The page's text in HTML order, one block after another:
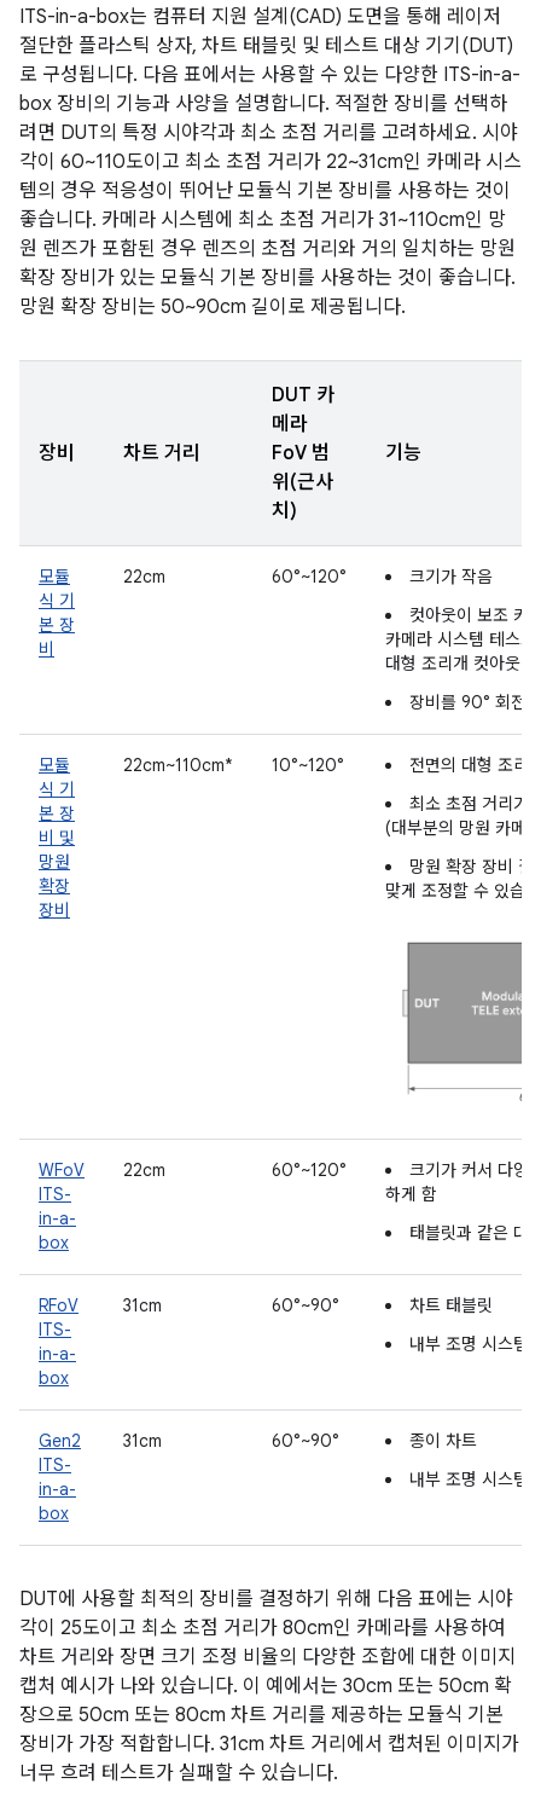
ITS-in-a-box는 컴퓨터 지원 설계(CAD) 도면을 통해 레이저
절단한 플라스틱 상자, 차트 태블릿 및 테스트 대상 기기(DUT)
로 구성됩니다. 다음 표에서는 사용할 수 있는 다양한 ITS-in-a-
box 장비의 기능과 사양을 설명합니다. 적절한 장비를 선택하
려면 DUT의 특정 시야각과 최소 초점 거리를 고려하세요. 시야
각이 60~110도이고 최소 초점 거리가 22~31cm인 카메라 시스
템의 경우 적응성이 뛰어난 모듈식 기본 장비를 사용하는 것이
좋습니다. 카메라 시스템에 최소 초점 거리가 31~110cm인 망
원 렌즈가 포함된 경우 렌즈의 초점 거리와 거의 일치하는 망원
확장 장비가 있는 모듈식 기본 장비를 사용하는 것이 좋습니다.
망원 확장 장비는 50~90cm 길이로 제공됩니다.
장비 차트 거리
DUT 카
메라
FoV 범
위(근사
치)
기능
모듈
식 기
본 장
비
22cm 60°~120°
크기가 작음
컷아웃이 보조 카
카메라 시스템 테스
대형 조리개 컷아웃
장비를 90° 회전
모듈
식 기
본 장
비 및
망원
확장
장비
22cm~110cm* 10°~120°
전면의 대형 조리
최소 초점 거리가
(대부분의 망원 카메
망원 확장 장비 길
맞게 조정할 수 있습
WFoV
ITS-
in-a-
box
22cm 60°~120°
크기가 커서 다양
하게 함
태블릿과 같은 대
RFoV
ITS-
in-a-
box
31cm 60°~90°
차트 태블릿
내부 조명 시스템
Gen2
ITS-
in-a-
box
31cm 60°~90°
종이 차트
내부 조명 시스템
DUT에 사용할 최적의 장비를 결정하기 위해 다음 표에는 시야
각이 25도이고 최소 초점 거리가 80cm인 카메라를 사용하여
차트 거리와 장면 크기 조정 비율의 다양한 조합에 대한 이미지
캡처 예시가 나와 있습니다. 이 예에서는 30cm 또는 50cm 확
장으로 50cm 또는 80cm 차트 거리를 제공하는 모듈식 기본
장비가 가장 적합합니다. 31cm 차트 거리에서 캡처된 이미지가
너무 흐려 테스트가 실패할 수 있습니다.